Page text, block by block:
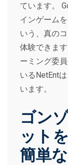
ています。
インゲーム
いう、真の
体験できま
ーミング委
いるNetEnt
います。
ゴン
ット
簡単